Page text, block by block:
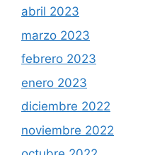
abril 2023
marzo 2023
febrero 2023
enero 2023
diciembre 2022
noviembre 2022